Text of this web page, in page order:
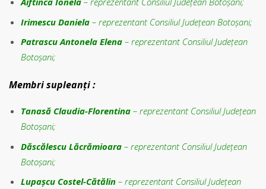
Irimescu Daniela – reprezentant Consiliul Județean Botoșani;
Patrascu Antonela Elena – reprezentant Consiliul Județean
Botoșani;
Membri supleanți :
Tanasă Claudia-Florentina – reprezentant Consiliul Județean
Botoșani;
Dăscălescu Lăcrămioara – reprezentant Consiliul Județean
Botoșani;
Lupașcu Costel-Cătălin – reprezentant Consiliul Județean